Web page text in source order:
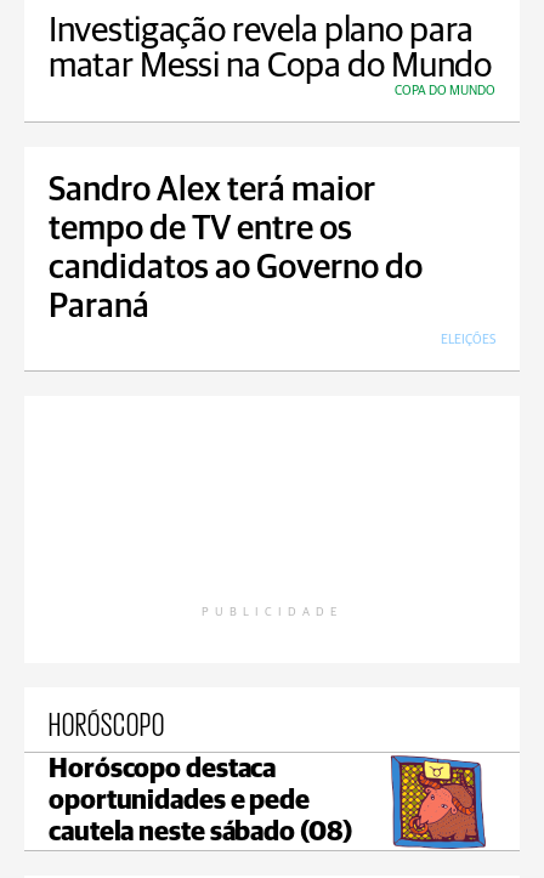
Investigação revela plano para
matar Messi na Copa do Mundo
COPA DO MUNDO
Sandro Alex terá maior
tempo de TV entre os
candidatos ao Governo do
Paraná
ELEIÇÕES
PUBLICIDADE
HORÓSCOPO
Horóscopo destaca
oportunidades e pede
cautela neste sábado (08)